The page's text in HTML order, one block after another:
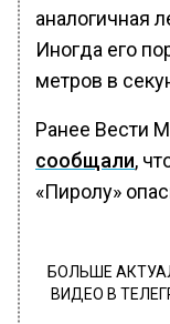
аналогичная
Иногда его
метров в
Ранее Вести
сообщали,
«Пиролу»
БОЛЬШЕ
ВИДЕО В